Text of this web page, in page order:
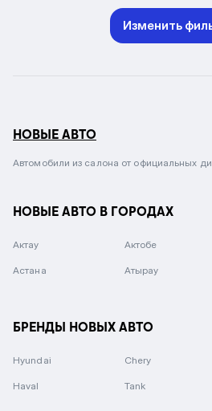
Изменить
НОВЫЕ АВТО
Автомобили из салона от официальных
НОВЫЕ АВТО В ГОРОДАХ
Актау Актобе
Астана Атырау
БРЕНДЫ НОВЫХ АВТО
Hyundai Chery
Haval Tank